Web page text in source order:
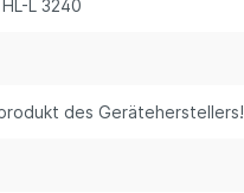
L 3240
des Geräteherstellers!